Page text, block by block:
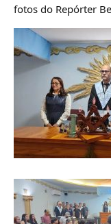
fotos do Repórter